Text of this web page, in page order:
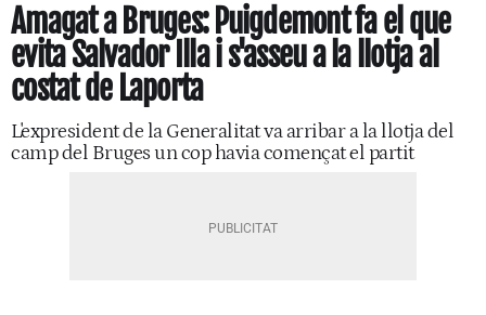
Amagat a Bruges: Puigdemont fa el que
evita Salvador Illa i s'asseu a la llotja al
costat de Laporta
L'expresident de la Generalitat va arribar a la llotja del
camp del Bruges un cop havia començat el partit